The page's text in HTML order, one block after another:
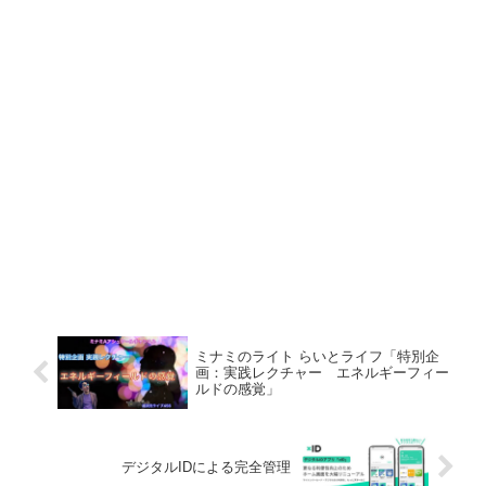
ミナミのライト らいとライフ「特別企
画：実践レクチャー エネルギーフィー
ルドの感覚」
デジタルIDによる完全管理